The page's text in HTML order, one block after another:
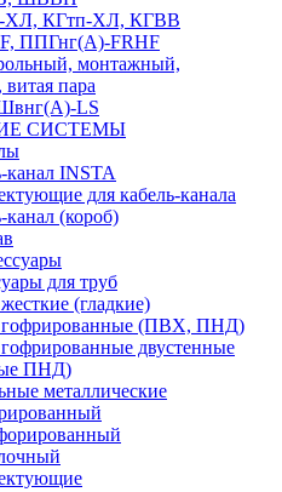
ХЛ, КГтп-ХЛ, КГВВ
ППГнг(А)-FRHF
монтажный,
пара
LS
СИСТЕМЫ
канал INSTA
для кабель-канала
канал (короб)
для труб
(гладкие)
(ПВХ, ПНД)
двустенные
ПНД)
металлические